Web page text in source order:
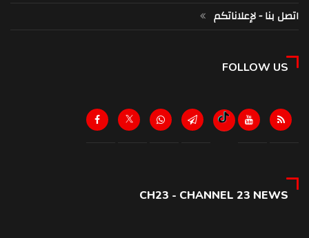
اتصل بنا - لإعلاناتكم
FOLLOW US
CH23 - CHANNEL 23 NEWS